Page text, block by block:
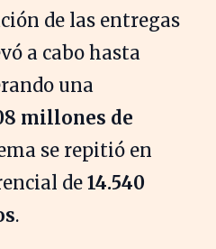
de las entregas
a cabo hasta
una
millones de
se repitió en
de 14.540
.